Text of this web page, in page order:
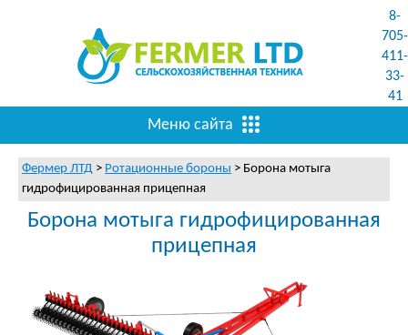
8-
705-
411-
33-
41
Меню сайта
Фермер ЛТД > Ротационные бороны > Борона мотыга
гидрофицированная прицепная
Борона мотыга гидрофицированная
прицепная